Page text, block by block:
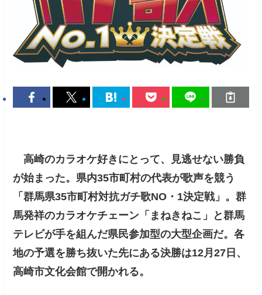
高崎のカラオケ好きにとって、見逃せない勝負
が始まった。県内35市町村の代表が歌声を競う
「群馬県35市町村対抗ガチ歌NO・1決定戦」。群
馬発祥のカラオケチェーン「まねきねこ」と群馬
テレビが手を組んだ県民参加型の大型企画だ。各
地の予選を勝ち抜いた先にある決勝は12月27日、
高崎市文化会館で開かれる。